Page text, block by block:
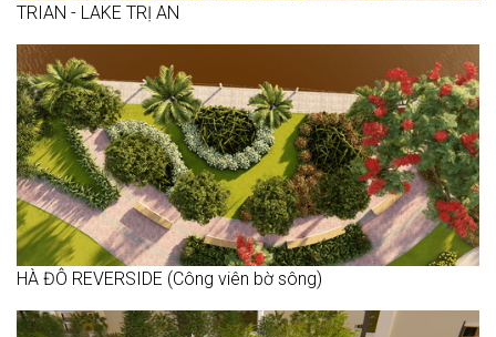
TRIAN - LAKE TRỊ AN
HÀ ĐÔ REVERSIDE (Công viên bờ sông)